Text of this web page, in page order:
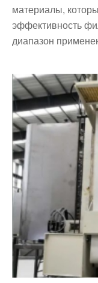
материалы,
эффективность
диапазон